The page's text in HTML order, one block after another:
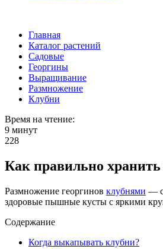
Главная
Каталог растений
Садовые
Георгины
Выращивание
Размножение
Клубни
Время на чтение:
9 минут
228
Как правильно
Размножение георгинов клубнями —
здоровые пышные кусты с яркими
Содержание
Когда выкапывать клубни?